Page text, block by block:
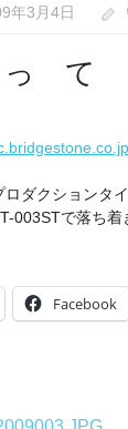
年3月4日
て
ロダクションタ
003STで落ち
Facebook